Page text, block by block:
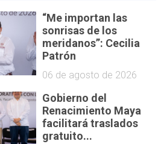
“Me importan las
sonrisas de los
meridanos”: Cecilia
Patrón
06 de agosto de 2026
Gobierno del
Renacimiento Maya
facilitará traslados
gratuito...